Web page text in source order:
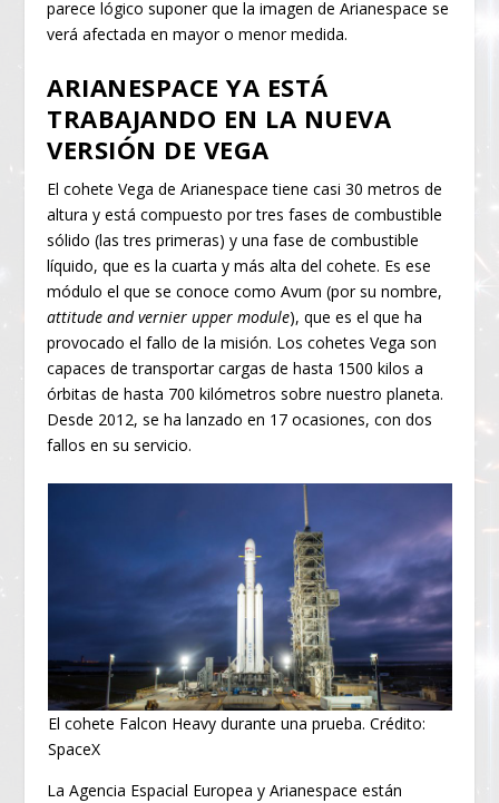
parece lógico suponer que la imagen de Arianespace se
verá afectada en mayor o menor medida.
ARIANESPACE YA ESTÁ
TRABAJANDO EN LA NUEVA
VERSIÓN DE VEGA
El cohete Vega de Arianespace tiene casi 30 metros de
altura y está compuesto por tres fases de combustible
sólido (las tres primeras) y una fase de combustible
líquido, que es la cuarta y más alta del cohete. Es ese
módulo el que se conoce como Avum (por su nombre,
attitude and vernier upper module), que es el que ha
provocado el fallo de la misión. Los cohetes Vega son
capaces de transportar cargas de hasta 1500 kilos a
órbitas de hasta 700 kilómetros sobre nuestro planeta.
Desde 2012, se ha lanzado en 17 ocasiones, con dos
fallos en su servicio.
El cohete Falcon Heavy durante una prueba. Crédito:
SpaceX
La Agencia Espacial Europea y Arianespace están